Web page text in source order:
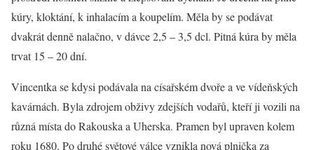
kúry, kloktání, k inhalacím a koupelím. Měla by se podávat
dvakrát denně nalačno, v dávce 2,5 – 3,5 dcl. Pitná kúra by měla
trvat 15 – 20 dní.
Vincentka se kdysi podávala na císařském dvoře a ve vídeňských
kavárnách. Byla zdrojem obživy zdejších vodařů, kteří ji vozili na
různá místa do Rakouska a Uherska. Pramen byl upraven kolem
roku 1680. Po druhé světové válce vznikla nová plnička za